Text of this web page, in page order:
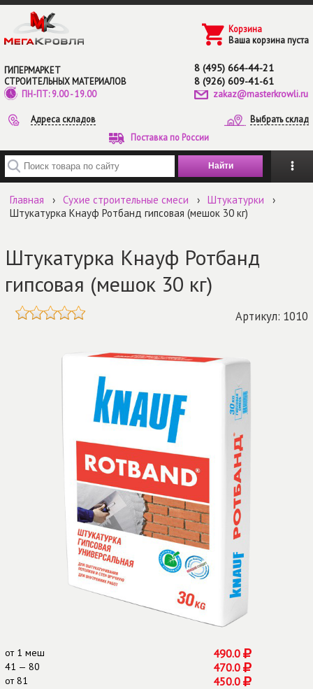
Перейти к основному содержанию
ГИПЕРМАРКЕТ
СТРОИТЕЛЬНЫХ МАТЕРИАЛОВ
ПН-ПТ: 9.00 - 19.00
8 (495) 664-44-21
8 (926) 609-41-61
zakaz@masterkrowli.ru
Адреса складов
Выбрать склад
Поставка по России
Корзина
Ваша корзина пуста
Введите ключевые слова для поиска
Главная › Сухие строительные смеси › Штукатурки
›
Штукатурка Кнауф Ротбанд гипсовая (мешок 30 кг)
Штукатурка Кнауф Ротбанд
гипсовая (мешок 30 кг)
Артикул: 1010
от1 меш 490.0
41 — 80 470.0
от81 450.0